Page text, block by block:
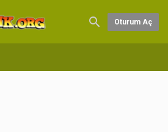
Oturum Aç